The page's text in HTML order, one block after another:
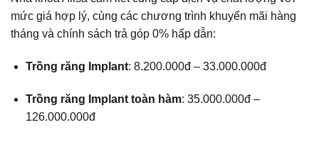
mức giá hợp lý, cùng các chương trình khuyến mãi hàng
tháng và chính sách trả góp 0% hấp dẫn:
Trồng răng Implant: 8.200.000đ – 33.000.000đ
Trồng răng Implant toàn hàm: 35.000.000đ –
126.000.000đ